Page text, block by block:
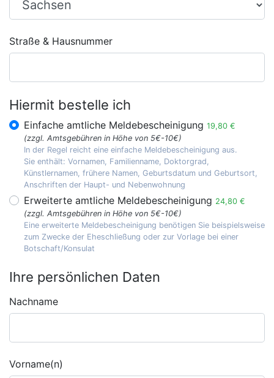
Straße & Hausnummer
Hiermit bestelle ich
Einfache amtliche Meldebescheinigung 19,80 €
(zzgl. Amtsgebühren in Höhe von 5€-10€)
In der Regel reicht eine einfache Meldebescheinigung aus.
Sie enthält: Vornamen, Familienname, Doktorgrad,
Künstlernamen, frühere Namen, Geburtsdatum und Geburtsort,
Anschriften der Haupt- und Nebenwohnung
Erweiterte amtliche Meldebescheinigung 24,80 €
(zzgl. Amtsgebühren in Höhe von 5€-10€)
Eine erweiterte Meldebescheinigung benötigen Sie beispielsweise
zum Zwecke der Eheschließung oder zur Vorlage bei einer
Botschaft/Konsulat
Ihre persönlichen Daten
Nachname
Vorname(n)